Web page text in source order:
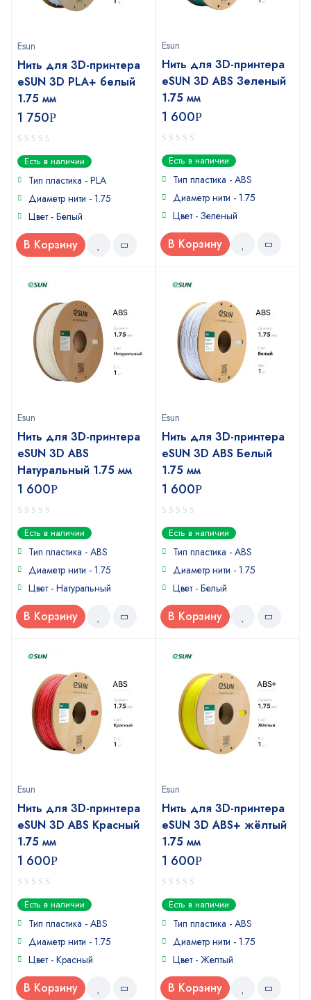
Esun
Нить для 3D-принтера
eSUN 3D PLA+ белый
1.75 мм
1 750Р
0
out
of
Есть в наличии
Тип пластика - PLA
Диаметр нити - 1.75
Цвет - Белый
В Корзину
Esun
Нить для 3D-принтера
eSUN 3D ABS Зеленый
1.75 мм
1 600Р
0
out
of
Есть в наличии
Тип пластика - ABS
Диаметр нити - 1.75
Цвет - Зеленый
В Корзину
Esun
Нить для 3D-принтера
eSUN 3D ABS
Натуральный 1.75 мм
1 600Р
0
out
of
Есть в наличии
Тип пластика - ABS
Диаметр нити - 1.75
Цвет - Натуральный
В Корзину
Esun
Нить для 3D-принтера
eSUN 3D ABS Белый
1.75 мм
1 600Р
0
out
of
Есть в наличии
Тип пластика - ABS
Диаметр нити - 1.75
Цвет - Белый
В Корзину
Esun
Нить для 3D-принтера
eSUN 3D ABS Красный
1.75 мм
1 600Р
0
out
of
Есть в наличии
Тип пластика - ABS
Диаметр нити - 1.75
Цвет - Красный
В Корзину
Esun
Нить для 3D-принтера
eSUN 3D ABS+ жёлтый
1.75 мм
1 600Р
0
out
of
Есть в наличии
Тип пластика - ABS
Диаметр нити - 1.75
Цвет - Желтый
В Корзину